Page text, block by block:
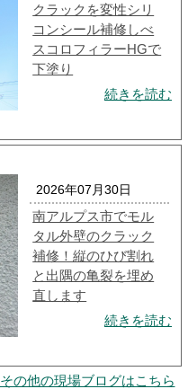
クラックを変性シリ
コンシール補修しべ
スコロフィラーHGで
下塗り
続きを読む
2026年07月30日
南アルプス市でモル
タル外壁のクラック
補修！縦のひび割れ
と出隅の亀裂を埋め
直します
続きを読む
その他の現場ブログはこちら